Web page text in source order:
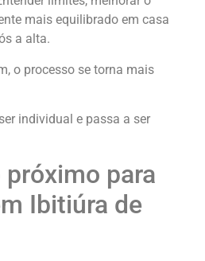
mais equilibrado em casa
a alta.
o processo se torna mais
individual e passa a ser
para
Ibitiúra de